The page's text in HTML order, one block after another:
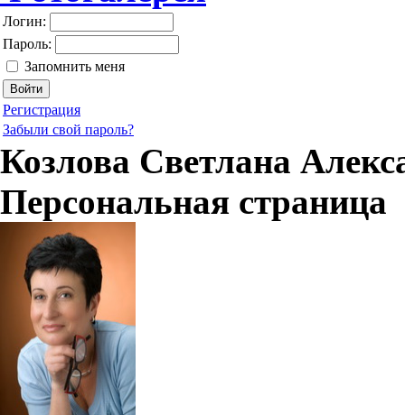
Логин:
Пароль:
Запомнить меня
Регистрация
Забыли свой пароль?
Козлова Светлана
Персональная страница